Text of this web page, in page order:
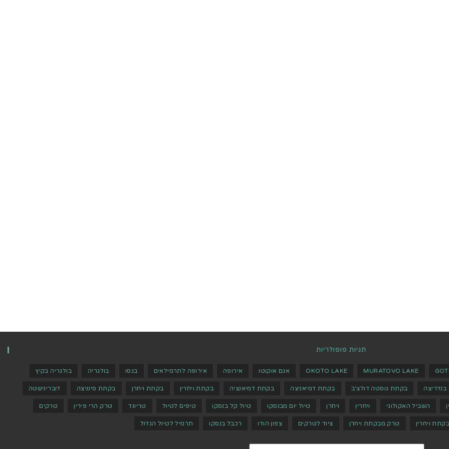
תגיות פופולריות
MURATOVO LAKE
OKOTO LAKE אגם אוקוטו אירופה אירופה לתרמילאים בגסו בולגריה בולגריה בקיץ
בקתת גוסטה דולצ'ב בקתת דמיאניצה בקתת דמיאנציה בקתת ויחרין בקתת ויחרן בקתת סינניצה דוברינישטה
השביל האקולוגי ויחרין ויחרן טיול יום מבנסקו טיול קל בנסקו טיפים לטיול טריונד טרק הרי פירין טרקים
ויחרין טרק מבקתת ויחרן ציוד לטרקים צפון הודו רכבל בנסקו תרמיל לטיול הגדול